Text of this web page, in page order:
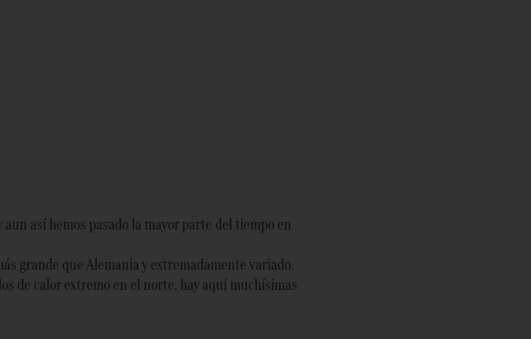
así hemos pasado la mayor parte del tiempo en
grande que Alemania y extremadamente variado.
de calor extremo en el norte, hay aquí muchísimas